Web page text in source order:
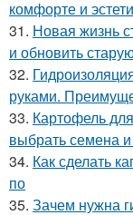
комфорте и
31. Новая жизнь
и обновить
32.
руками.
33. Картофель
выбрать семена
34. Как сделать
по
35. Зачем нужна